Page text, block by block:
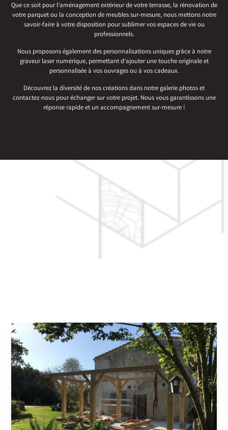
Que ce soit pour l’aménagement extérieur de votre terrasse, la rénovation de
votre parquet ou la conception de meubles sur-mesure, nous mettons notre
savoir-faire à votre disposition pour sublimer vos espaces de vie ou
professionnels.
Nous proposons également des personnalisations uniques grâce à notre
graveur laser numérique, permettant d’ajouter une touche originale et
personnalisée à vos ouvrages ou à vos cadeaux.
Découvrez la diversité de nos créations dans notre galerie photos et
contactez-nous pour échanger sur votre projet. Nous vous garantissons une
réponse rapide et un accompagnement sur-mesure !